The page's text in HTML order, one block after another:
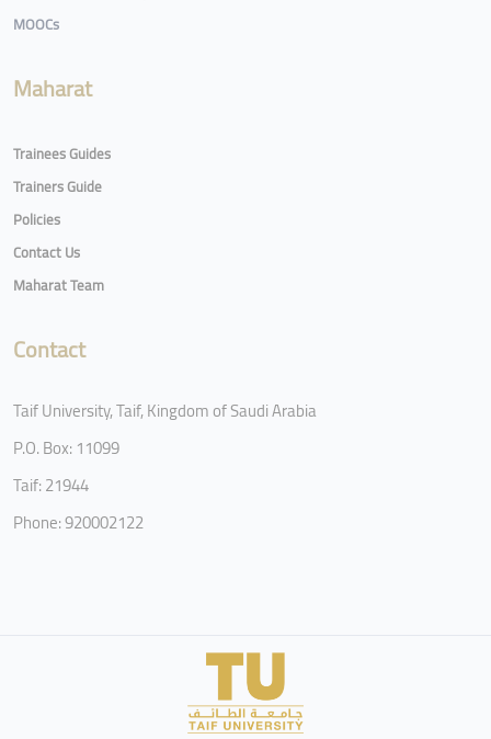
MOOCs
Maharat
Trainees Guides
Trainers Guide
Policies
Contact Us
Maharat Team
Contact
Taif University, Taif, Kingdom of Saudi Arabia
P.O. Box: 11099
Taif: 21944
Phone: 920002122